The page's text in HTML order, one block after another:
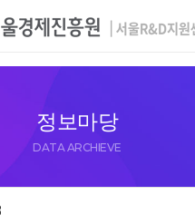
정보마당
DATA ARCHIEVE